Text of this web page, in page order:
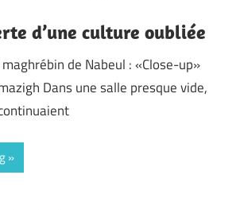
d’une culture oubliée
de Nabeul : «Close-up»
Dans une salle presque vide,